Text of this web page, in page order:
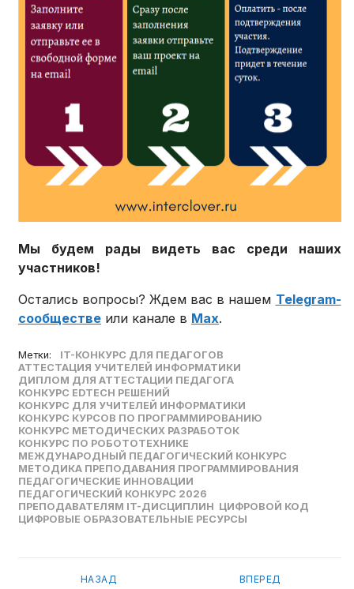
Мы будем рады видеть вас среди наших
участников!
Остались вопросы? Ждем вас в нашем Telegram-
сообществе или канале в Max.
Метки:
IT-КОНКУРС ДЛЯ ПЕДАГОГОВ
АТТЕСТАЦИЯ УЧИТЕЛЕЙ ИНФОРМАТИКИ
ДИПЛОМ ДЛЯ АТТЕСТАЦИИ ПЕДАГОГА
КОНКУРС EDTECH РЕШЕНИЙ
КОНКУРС ДЛЯ УЧИТЕЛЕЙ ИНФОРМАТИКИ
КОНКУРС КУРСОВ ПО ПРОГРАММИРОВАНИЮ
КОНКУРС МЕТОДИЧЕСКИХ РАЗРАБОТОК
КОНКУРС ПО РОБОТОТЕХНИКЕ
МЕЖДУНАРОДНЫЙ ПЕДАГОГИЧЕСКИЙ КОНКУРС
МЕТОДИКА ПРЕПОДАВАНИЯ ПРОГРАММИРОВАНИЯ
ПЕДАГОГИЧЕСКИЕ ИННОВАЦИИ
ПЕДАГОГИЧЕСКИЙ КОНКУРС 2026
ПРЕПОДАВАТЕЛЯМ IT-ДИСЦИПЛИН ЦИФРОВОЙ КОД
ЦИФРОВЫЕ ОБРАЗОВАТЕЛЬНЫЕ РЕСУРСЫ
ВПЕРЕД
НАЗАД